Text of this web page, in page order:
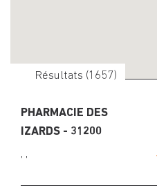
Résultats (1657)
PHARMACIE DES
IZARDS - 31200
, ,